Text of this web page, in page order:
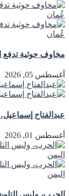
مخاوف حوثية تدفع
أغسطس 05, 2026
عبدالفتاح
أغسطس 01, 2026
الحرب، وليس